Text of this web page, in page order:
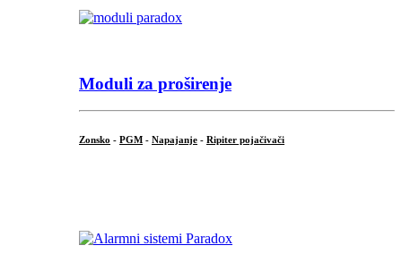
Moduli za proširenje
Zonsko - PGM - Napajanje - Ripiter pojačivači